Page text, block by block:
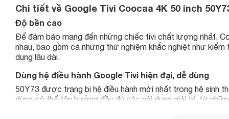
Chi tiết về Google Tivi Coocaa 4K 50 inch
Độ bền cao
Để đảm bảo mang đến những chiếc tivi chất lượng nhất,
nhau, bao gồm cả những thử nghiệm khắc nghiệt như
dụng lâu dài.
Dùng hệ điều hành Google Tivi hiện đại, dễ dùng
50Y73 được trang bị hệ điều hành mới nhất trong hệ sinh
dùng có thể tận hưởng đầy đủ các nội dung giải trí, từ